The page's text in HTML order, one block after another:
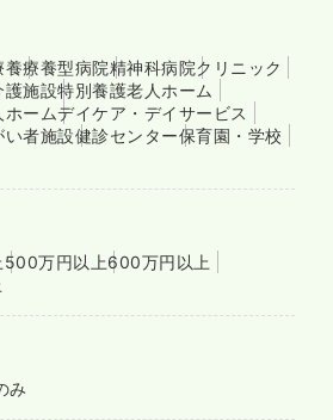
養療養型病院精神科病院クリニック
護施設特別養護老人ホーム
ホームデイケア・デイサービス
い者施設健診センター保育園・学校
500万円以上600万円以上
み